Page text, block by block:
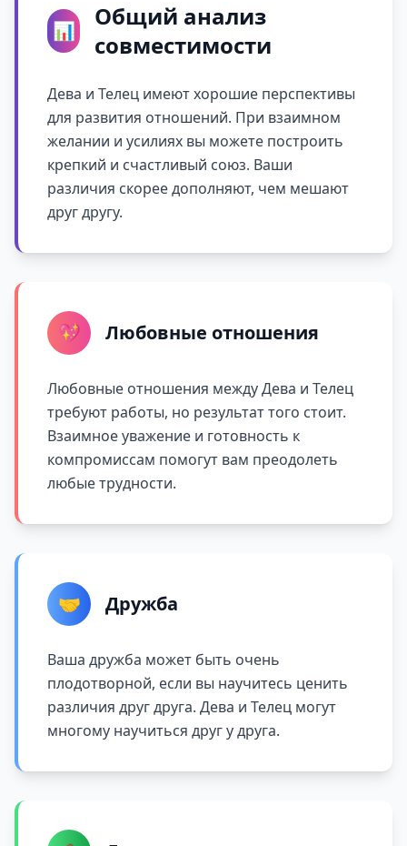
📊
Общий анализ
совместимости
Дева и Телец имеют хорошие перспективы
для развития отношений. При взаимном
желании и усилиях вы можете построить
крепкий и счастливый союз. Ваши
различия скорее дополняют, чем мешают
друг другу.
💖 Любовные отношения
Любовные отношения между Дева и Телец
требуют работы, но результат того стоит.
Взаимное уважение и готовность к
компромиссам помогут вам преодолеть
любые трудности.
🤝 Дружба
Ваша дружба может быть очень
плодотворной, если вы научитесь ценить
различия друг друга. Дева и Телец могут
многому научиться друг у друга.